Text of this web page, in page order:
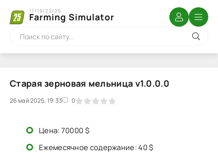
Farming Simulator
17/19/22/25
Старая зерновая мельница v1.0.0.0
26 май 2025, 19:33 0
1 2 3 4 5
Цена: 70000 $
Ежемесячное содержание: 40 $